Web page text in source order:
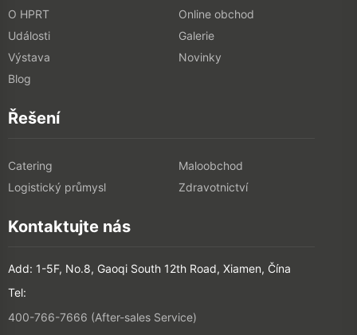
O HPRT
Online obchod
Události
Galerie
Výstava
Novinky
Blog
Řešení
Catering
Maloobchod
Logistický průmysl
Zdravotnictví
Kontaktujte nás
Add: 1-5F, No.8, Gaoqi South 12th Road, Xiamen, Čína
Tel:
400-766-7666 (After-sales Service)